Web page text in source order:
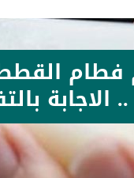
فطام
الاجابة